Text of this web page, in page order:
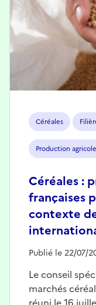
Céréales
Production
Céréales :
françaises
contexte
Publié le 22/07/
Le conseil
marchés